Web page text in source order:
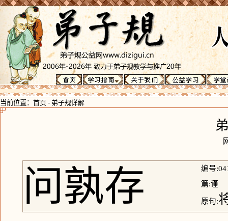
当前位置： 首页 - 弟子规详解
问孰存
编号
篇:谨
原句: